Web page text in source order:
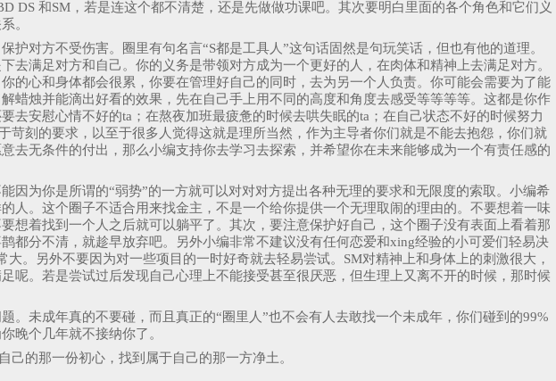
DS 和SM，若是连这个都不清楚，还是先做做功课吧。其次要明白里面的各个角色和它们义
。
对方不受伤害。圈里有句名言“S都是工具人”这句话固然是句玩笑话，但也有他的道理。
满足对方和自己。你的义务是带领对方成为一个更好的人，在肉体和精神上去满足对方。
心和身体都会很累，你要在管理好自己的同时，去为另一个人负责。你可能会需要为了能
烛并能滴出好看的效果，先在自己手上用不同的高度和角度去感受等等等等。这都是你作
安慰心情不好的ta；在熬夜加班最疲惫的时候去哄失眠的ta；在自己状态不好的时候努力
刻的要求，以至于很多人觉得这就是理所当然，作为主导者你们就是不能去抱怨，你们就
无条件的付出，那么小编支持你去学习去探索，并希望你在未来能够成为一个有责任感的
为你是所谓的“弱势”的一方就可以对对对方提出各种无理的要求和无限度的索取。小编希
。这个圈子不适合用来找金主，不是一个给你提供一个无理取闹的理由的。不要想着一味
着找到一个人之后就可以躺平了。其次，要注意保护好自己，这个圈子没有表面上看着那
都分不清，就趁早放弃吧。另外小编非常不建议没有任何恋爱和xing经验的小可爱们轻易决
。另外不要因为对一些项目的一时好奇就去轻易尝试。SM对精神上和身体上的刺激很大，
。若是尝试过后发现自己心理上不能接受甚至很厌恶，但生理上又离不开的时候，那时候
未成年真的不要碰，而且真正的“圈里人”也不会有人去敢找一个未成年，你们碰到的99%
晚个几年就不接纳你了。
的那一份初心，找到属于自己的那一方净土。